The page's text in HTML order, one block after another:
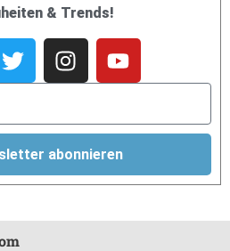
& Trends!
abonnieren